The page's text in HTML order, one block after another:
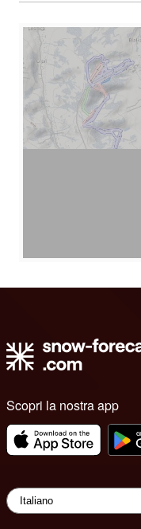
Scopri la nostra app